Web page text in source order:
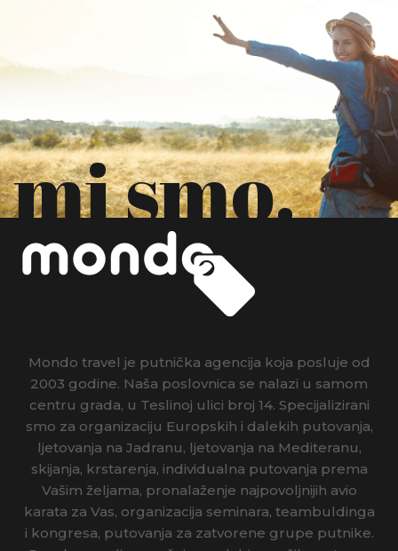
mi smo.
Mondo travel je putnička agencija koja posluje od
2003 godine. Naša poslovnica se nalazi u samom
centru grada, u Teslinoj ulici broj 14. Specijalizirani
smo za organizaciju Europskih i dalekih putovanja,
ljetovanja na Jadranu, ljetovanja na Mediteranu,
skijanja, krstarenja, individualna putovanja prema
Vašim željama, pronalaženje najpovoljnijih avio
karata za Vas, organizacija seminara, teambuldinga
i kongresa, putovanja za zatvorene grupe putnike.